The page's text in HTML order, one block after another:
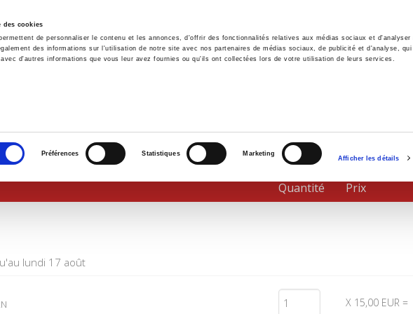
des cookies
de personnaliser le contenu et les annonces, d'offrir des fonctionnalités relatives aux médias sociaux et d'analyser
des informations sur l'utilisation de notre site avec nos partenaires de médias sociaux, de publicité et d'analyse, qui
d'autres informations que vous leur avez fournies ou qu'ils ont collectées lors de votre utilisation de leurs services.
Préférences Statistiques Marketing
Afficher les détails
Accueil Environnement Histoire International
lundi 17 août
Quantité Prix
X 15,00 EUR =